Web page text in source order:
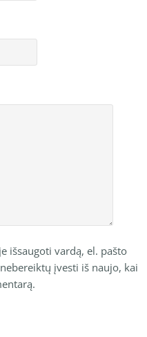
išsaugoti vardą, el. pašto
įvesti iš naujo, kai